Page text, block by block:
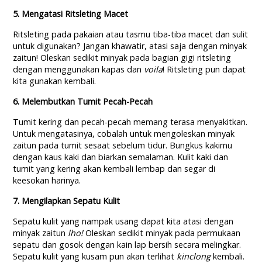
5. Mengatasi Ritsleting Macet
Ritsleting pada pakaian atau tasmu tiba-tiba macet dan sulit
untuk digunakan? Jangan khawatir, atasi saja dengan minyak
zaitun! Oleskan sedikit minyak pada bagian gigi ritsleting
dengan menggunakan kapas dan voila! Ritsleting pun dapat
kita gunakan kembali.
6. Melembutkan Tumit Pecah-Pecah
Tumit kering dan pecah-pecah memang terasa menyakitkan.
Untuk mengatasinya, cobalah untuk mengoleskan minyak
zaitun pada tumit sesaat sebelum tidur. Bungkus kakimu
dengan kaus kaki dan biarkan semalaman. Kulit kaki dan
tumit yang kering akan kembali lembap dan segar di
keesokan harinya.
7. Mengilapkan Sepatu Kulit
Sepatu kulit yang nampak usang dapat kita atasi dengan
minyak zaitun lho!Oleskan sedikit minyak pada permukaan
sepatu dan gosok dengan kain lap bersih secara melingkar.
Sepatu kulit yang kusam pun akan terlihat kinclongkembali.